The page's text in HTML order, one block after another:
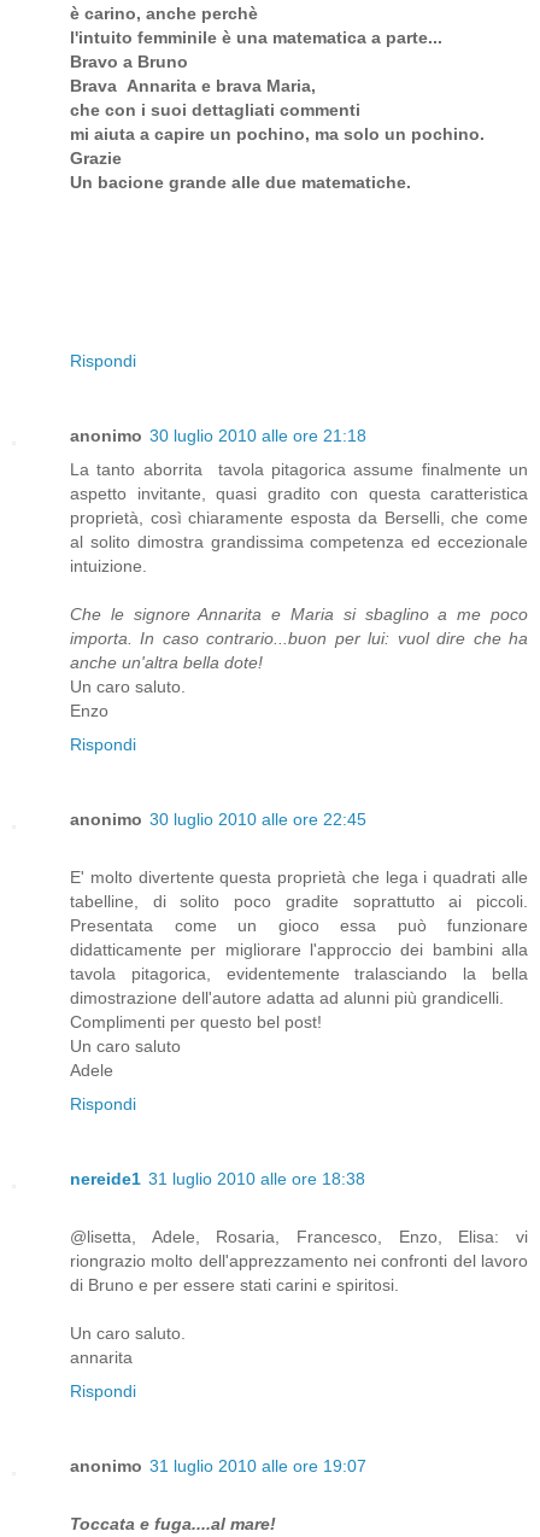
è carino, anche perchè
l'intuito femminile è una matematica a parte...
Bravo a Bruno
Brava Annarita e brava Maria,
che con i suoi dettagliati commenti
mi aiuta a capire un pochino, ma solo un pochino.
Grazie
Un bacione grande alle due matematiche.
Rispondi
anonimo 30 luglio 2010 alle ore 21:18
La tanto aborrita tavola pitagorica assume finalmente un
aspetto invitante, quasi gradito con questa caratteristica
proprietà, così chiaramente esposta da Berselli, che come
al solito dimostra grandissima competenza ed eccezionale
intuizione.
Che le signore Annarita e Maria si sbaglino a me poco
importa. In caso contrario...buon per lui: vuol dire che ha
anche un'altra bella dote!
Un caro saluto.
Enzo
Rispondi
anonimo 30 luglio 2010 alle ore 22:45
E' molto divertente questa proprietà che lega i quadrati alle
tabelline, di solito poco gradite soprattutto ai piccoli.
Presentata come un gioco essa può funzionare
didatticamente per migliorare l'approccio dei bambini alla
tavola pitagorica, evidentemente tralasciando la bella
dimostrazione dell'autore adatta ad alunni più grandicelli.
Complimenti per questo bel post!
Un caro saluto
Adele
Rispondi
nereide1 31 luglio 2010 alle ore 18:38
@lisetta, Adele, Rosaria, Francesco, Enzo, Elisa: vi
riongrazio molto dell'apprezzamento nei confronti del lavoro
di Bruno e per essere stati carini e spiritosi.
Un caro saluto.
annarita
Rispondi
anonimo 31 luglio 2010 alle ore 19:07
Toccata e fuga....al mare!